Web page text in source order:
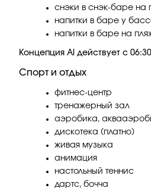
снэки в снэк-баре на
напитки в баре у
напитки в баре на
Kонцепция Al действует с
Спорт и отдых
фитнес-центр
тренажерный зал
аэробика,
дискотека (платно)
живая музыка
анимация
настольный теннис
дартс, бочча